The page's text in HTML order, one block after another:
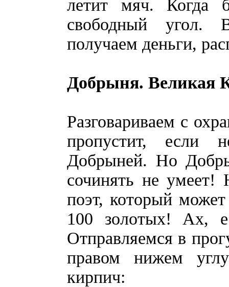
летит мяч. Когда
свободный угол.
получаем деньги,
Добрыня. Великая
Разговариваем с
пропустит, если
Добрыней. Но
сочинять не умеет!
поэт, который
100 золотых! Ах,
Отправляемся в
правом нижем
кирпич: